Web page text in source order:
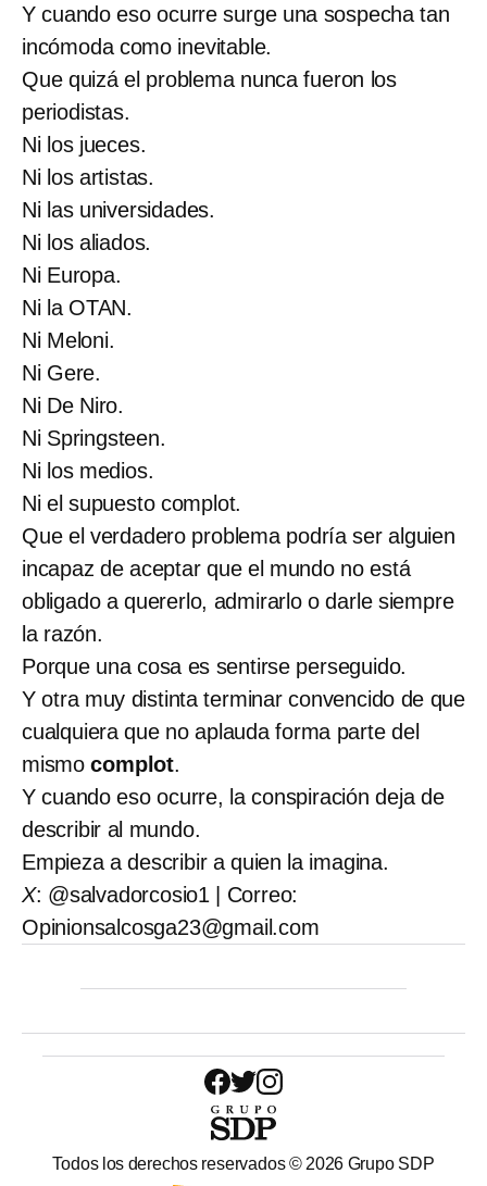
Y cuando eso ocurre surge una sospecha tan
incómoda como inevitable.
Que quizá el problema nunca fueron los
periodistas.
Ni los jueces.
Ni los artistas.
Ni las universidades.
Ni los aliados.
Ni Europa.
Ni la OTAN.
Ni Meloni.
Ni Gere.
Ni De Niro.
Ni Springsteen.
Ni los medios.
Ni el supuesto complot.
Que el verdadero problema podría ser alguien
incapaz de aceptar que el mundo no está
obligado a quererlo, admirarlo o darle siempre
la razón.
Porque una cosa es sentirse perseguido.
Y otra muy distinta terminar convencido de que
cualquiera que no aplauda forma parte del
mismocomplot.
Y cuando eso ocurre, la conspiración deja de
describir al mundo.
Empieza a describir a quien la imagina.
X: @salvadorcosio1 | Correo:
Opinionsalcosga23@gmail.com
Todos los derechos reservados © 2026 Grupo SDP